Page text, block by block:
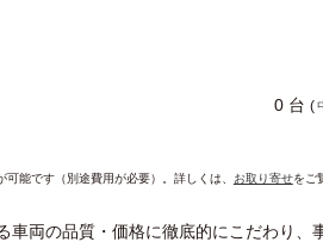
0 台 (
能です（別途費用が必要）。詳しくは、 お取り寄せをご
車両の品質・価格に徹底的にこだわり、